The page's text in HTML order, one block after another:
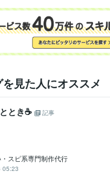
見た人にオススメ
とき☕️
記事
スピ系専門制作代行
05:23